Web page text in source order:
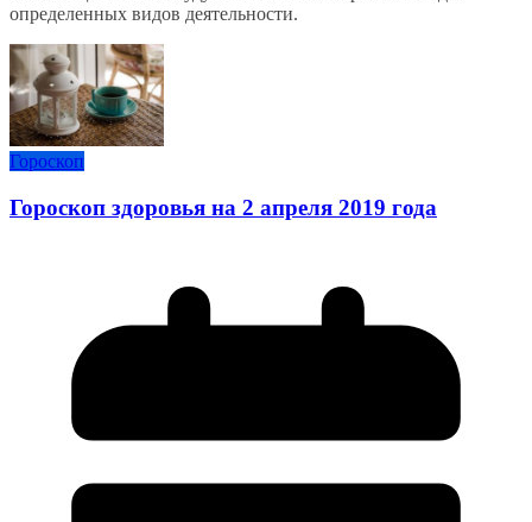
определенных видов деятельности.
Гороскоп
Гороскоп здоровья на 2 апреля 2019 года